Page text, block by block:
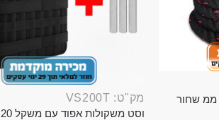
חבל ניעור קרוספיט 9 מטר 38 ממ שחור
מק"ט: VS200T